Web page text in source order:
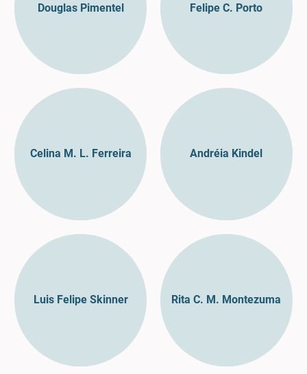
Douglas Pimentel Felipe C. Porto
Celina M. L. Ferreira Andréia Kindel
Luis Felipe Skinner Rita C. M. Montezuma